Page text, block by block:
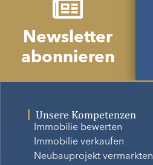
Newsletter
abonnieren
Unsere Kompetenzen
Immobilie bewerten
Immobilie verkaufen
Neubauprojekt vermarkten